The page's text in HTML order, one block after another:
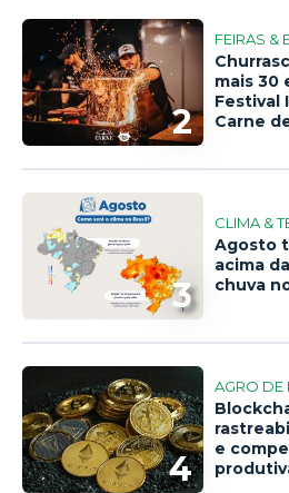
2
FEIRAS &
mais 30
Festival
Carne
3
CLIMA &
Agosto
acima
chuva
4
AGRO DE
e